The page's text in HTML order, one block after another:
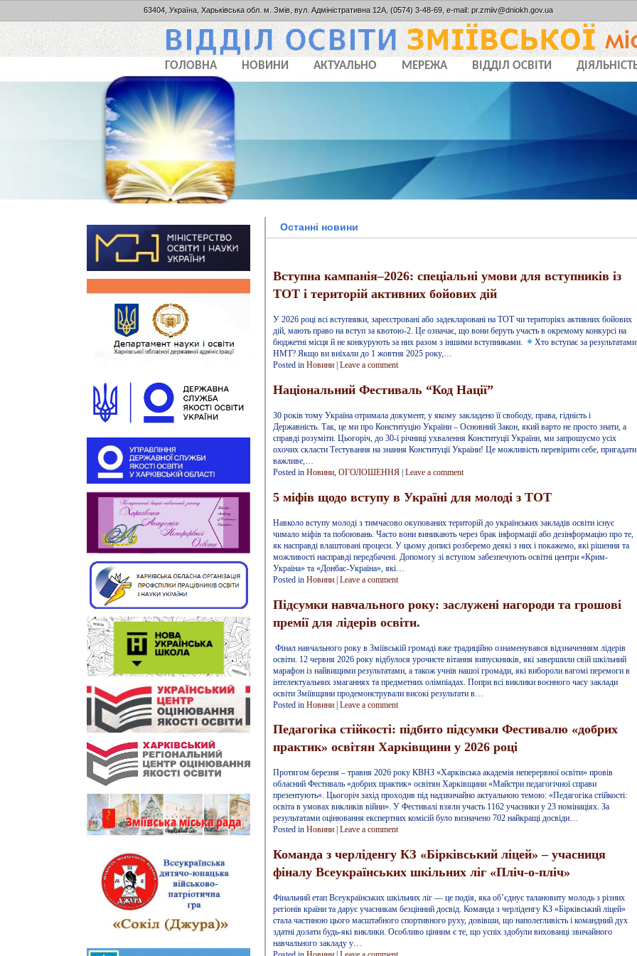
63404, Україна, Харьківська обл. м. Змів, вул. Адміністративна 12А, (0574) 3-48-69, e-mail: pr.zmiiv@dniokh.gov.ua
ГОЛОВНА НОВИНИ АКТУАЛЬНО МЕРЕЖА ВІДДІЛ ОСВІТИ
Останні новини
Вступна кампанія–2026: спеціальні умови для вступників із
ТОТ і територій активних бойових дій
У 2026 році всі вступники, зареєстровані або задекларовані на ТОТ чи територіях активних бойових
дій, мають право на вступ за квотою-2. Це означає, що вони беруть участь в окремому конкурсі на
бюджетні місця й не конкурують за них разом з іншими вступниками.
Хто вступає за результатами
НМТ? Якщо ви виїхали до 1 жовтня 2025 року,…
Posted in Новини | Leave a comment
Національний Фестиваль “Код Нації”
30 років тому Україна отримала документ, у якому закладено її свободу, права, гідність і
Державність. Так, це ми про Конституцію України – Основний Закон, який варто не просто знати, а
справді розуміти. Цьогоріч, до 30-ї річниці ухвалення Конституції України, ми запрошуємо усіх
охочих скласти Тестування на знання Конституції України! Це можливість перевірити себе, пригадати
важливе,…
Posted in Новини ОГОЛОШЕННЯ | Leave a comment
5 міфів щодо вступу в Україні для молоді з ТОТ
Навколо вступу молоді з тимчасово окупованих територій до українських закладів освіти існує
чимало міфів та побоювань. Часто вони виникають через брак інформації або дезінформацію про те,
як насправді влаштовані процеси. У цьому дописі розберемо деякі з них і покажемо, які рішення та
можливості насправді передбачені. Допомогу зі вступом забезпечують освітні центри «Крим-
Україна» та «Донбас-Україна», які…
Posted in Новини | Leave a comment
Підсумки навчального року: заслужені нагороди та грошові
премії для лідерів освіти.
Фінал навчального року в Зміївській громаді вже традиційно ознаменувався відзначенням лідерів
освіти. 12 червня 2026 року відбулося урочисте вітання випускників, які завершили свій шкільний
марафон із найвищими результатами, а також учнів нашої громади, які вибороли вагомі перемоги в
інтелектуальних змаганнях та предметних олімпіадах. Попри всі виклики воєнного часу заклади
освіти Зміївщини продемонстрували високі результати в…
Posted in Новини | Leave a comment
Педагогіка стійкості: підбито підсумки Фестивалю «добрих
практик» освітян Харківщини у 2026 році
Протягом березня – травня 2026 року КВНЗ «Харківська академія неперервної освіти» провів
обласний Фестиваль «добрих практик» освітян Харківщини «Майстри педагогічної справи
презентують». Цьогоріч захід проходив під надзвичайно актуальною темою: «Педагогіка стійкості:
освіта в умовах викликів війни». У Фестивалі взяли участь 1162 учасники у 23 номінаціях. За
результатами оцінювання експертних комісій було визначено 702 найкращі досвіди…
Posted in Новини Leave a comment
Команда з черліденгу КЗ «Бірківський ліцей» – учасниця
фіналу Всеукраїнських шкільних ліг «Пліч‑о‑пліч»
Фінальний етап Всеукраїнських шкільних ліг — це подія, яка об’єднує талановиту молодь з різних
регіонів країни та дарує учасникам безцінний досвід. Команда з черліденгу КЗ «Бірківський ліцей»
стала частиною цього масштабного спортивного руху, довівши, що наполегливість і командний дух
здатні долати будь‑які виклики. Особливо цінним є те, що успіх здобули вихованці звичайного
навчального закладу у…